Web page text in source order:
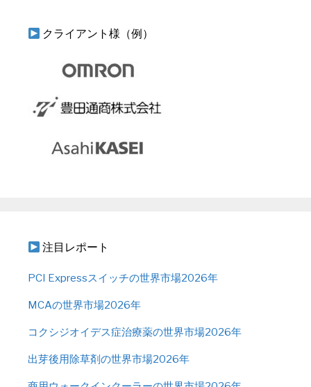
クライアント様（例）
注目レポート
PCI Expressスイッチの世界市場2026年
MCAの世界市場2026年
コクシジオイデス症治療薬の世界市場2026年
出芽後用除草剤の世界市場2026年